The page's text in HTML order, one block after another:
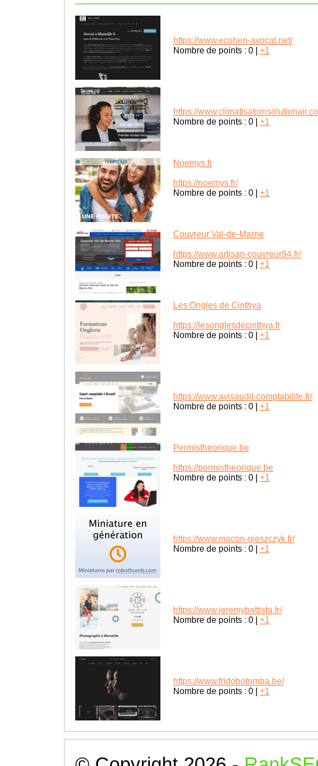
https://www.ecohen-avocat.net/
Nombre de points : 0 +1
https://
Nombre de points : 0 +1
Noemys.fr
https://noemys.fr/
Nombre de points : 0 +1
Couvreur Val-de-Marne
https://www.artisan-couvreur94.fr/
Nombre de points : 0 +1
Les Ongles de Cinthya
https://lesonglesdecinthya.fr
Nombre de points : 0 +1
https://www.avisaudit-comptabilite.fr/
Nombre de points : 0 +1
Permistheorique.be
https://permistheorique.be
Nombre de points : 0 +1
https://www.macon-gieszczyk.fr/
Nombre de points : 0 +1
https://www.jeremybattista.fr/
Nombre de points : 0 +1
https://www.fridobotomba.be/
Nombre de points : 0 +1